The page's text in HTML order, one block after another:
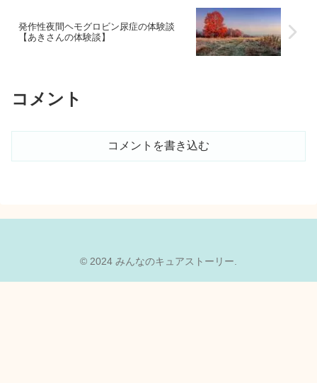
発作性夜間ヘモグロビン尿症の体験談
【あきさんの体験談】
コメント
コメントを書き込む
© 2024 みんなのキュアストーリー.